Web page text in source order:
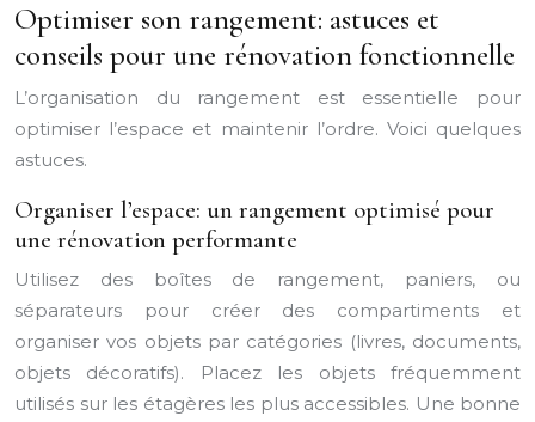
Optimiser son rangement: astuces et
conseils pour une rénovation fonctionnelle
L’organisation du rangement est essentielle pour
optimiser l’espace et maintenir l’ordre. Voici quelques
astuces.
Organiser l’espace: un rangement optimisé pour
une rénovation performante
Utilisez des boîtes de rangement, paniers, ou
séparateurs pour créer des compartiments et
organiser vos objets par catégories (livres, documents,
objets décoratifs). Placez les objets fréquemment
utilisés sur les étagères les plus accessibles. Une bonne